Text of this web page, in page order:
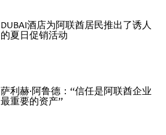
DUBAI酒店为阿联酋居民推出了诱人
的夏日促销活动
萨利赫·阿鲁德：“信任是阿联酋企业
最重要的资产”